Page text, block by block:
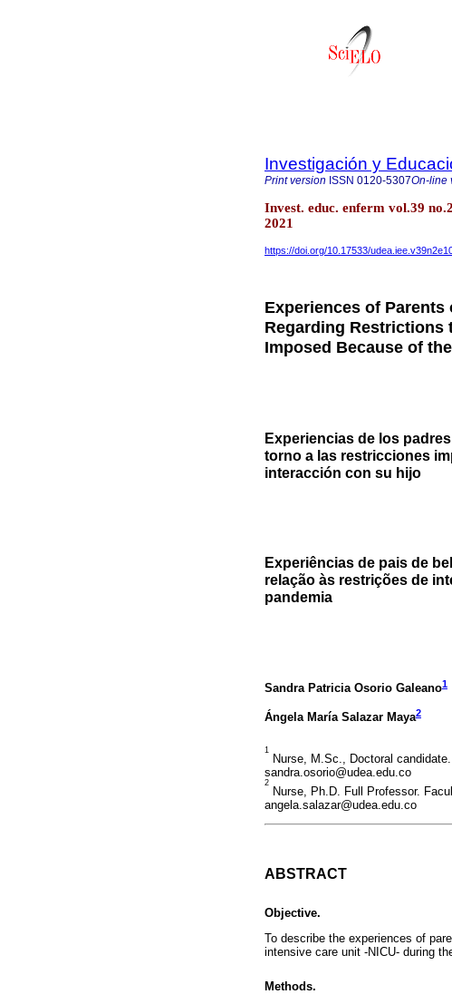
Investigación y
Print version ISSN 0120-5307On-line
Invest. educ. enferm vol.39
2021
https://doi.org/10.17533/
Experiences of
Regarding Restrictions
Imposed Because of
Experiencias de los
torno a las restricciones
interacción con su hijo
Experiências de pais de
relação às restrições de
pandemia
Sandra Patricia Osorio Galeano1
Ángela María Salazar Maya2
1
Nurse, M.Sc., Doctoral
sandra.osorio@udea.edu.co
2
Nurse, Ph.D. Full Professor.
angela.salazar@udea.edu.co
ABSTRACT
Objective.
To describe the experiences of
intensive care unit -NICU- during
Methods.